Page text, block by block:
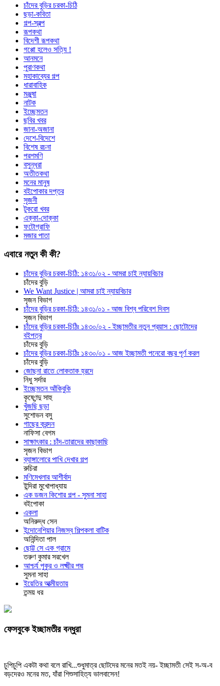
চাঁদের বুড়ির চরকা-চিঠি
ছড়া-কবিতা
গল্প-স্বল্প
রূপকথা
বিদেশী রূপকথা
গপ্পো হলেও সত্যি !
আনমনে
পুরাণকথা
মহাকাব্যের গল্প
ধারাবাহিক
মঞ্জুষা
নাটক
ইচ্ছেমতন
ছবির খবর
জানা-অজানা
দেশে-বিদেশে
বিশেষ রচনা
পরশমণি
বসুন্ধরা
অতীতকথা
মনের মানুষ
বইপোকার দপ্তর
সৃজনী
টুকরো খবর
এক্কা-দোক্কা
ফটোগ্রাফি
মজার পাতা
এবারে নতুন কী কী?
চাঁদের বুড়ির চরকা-চিঠি: ১৪৩১/০২ - আমরা চাই ন্যায়বিচার
চাঁদের বুড়ি
We Want Justice | আমরা চাই ন্যায়বিচার
সৃজন বিভাগ
চাঁদের বুড়ির চরকা-চিঠি: ১৪৩১/০১ - আজ বিশ্ব পরিবেশ দিবস
সৃজন বিভাগ
চাঁদের বুড়ির চরকা-চিঠিঃ ১৪৩০/০২ - ইচ্ছামতীর নতুন প্রয়াস : ছোটোদের
বইপত্র
চাঁদের বুড়ি
চাঁদের বুড়ির চরকা-চিঠিঃ ১৪৩০/০১ - আজ ইচ্ছামতী পনেরো বছর পূর্ণ করল
চাঁদের বুড়ি
জোছনা রাতে লোকতাক হ্রদে
নিধু সর্দার
ইচ্ছেমতন আঁকিবুকি
কৃষ্ণেন্দু সাহু
খুঁজছি ছড়া
সুশোভন বসু
গাছের ক্রন্দন
নাফিসা বেগম
সাক্ষাৎকার : চাঁদ-তারাদের কাছাকাছি
সৃজন বিভাগ
ব্যাঙ্গালোরে পাখি দেখার গল্প
রুচিরা
মণিমেখলার আশীর্বাদ
ইন্দিরা মুখোপাধ্যায়
এক ডজন কিশোর গল্প - সুমনা সাহা
বইপোকা
একলা
অনিরুদ্ধ সেন
ইন্দোনেশিয়ার নিজস্ব শিল্পকলা বাটিক
অনিন্দিতা পাল
ছোট্ট সে এক গ্রামে
তরুণ কুমার সরখেল
আশ্চর্য পুকুর ও লক্ষ্মীর পদ্ম
সুমনা সাহা
ইয়েতির আত্মীয়তায়
তন্ময় ধর
ফেসবুকে ইচ্ছামতীর বন্ধুরা
চুপিচুপি একটা কথা বলে রাখি...শুধুমাত্র ছোটদের মনের মতই নয়- ইচ্ছামতী সেই স-অ-ব
বড়দেরও মনের মত, যাঁরা শিশুসাহিত্য ভালবাসেন!